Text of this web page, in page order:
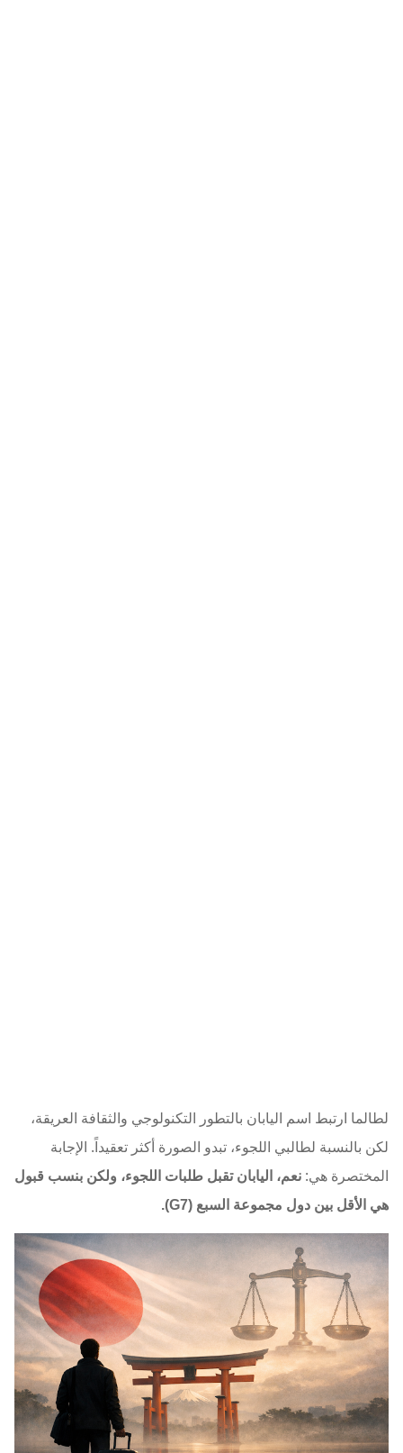
لطالما ارتبط اسم اليابان بالتطور التكنولوجي والثقافة العريقة،
لكن بالنسبة لطالبي اللجوء، تبدو الصورة أكثر تعقيداً. الإجابة
المختصرة هي: نعم، اليابان تقبل طلبات اللجوء، ولكن بنسب قبول
هي الأقل بين دول مجموعة السبع (G7).